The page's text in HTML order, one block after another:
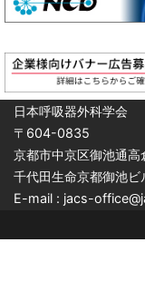
日本呼吸器外科学会
〒604-0835
京都市中京区御池通
千代田生命京都御池ビ
E-mail : jacs-